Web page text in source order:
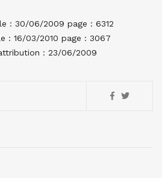
: 30/06/2009 page : 6312
: 16/03/2010 page : 3067
: 23/06/2009